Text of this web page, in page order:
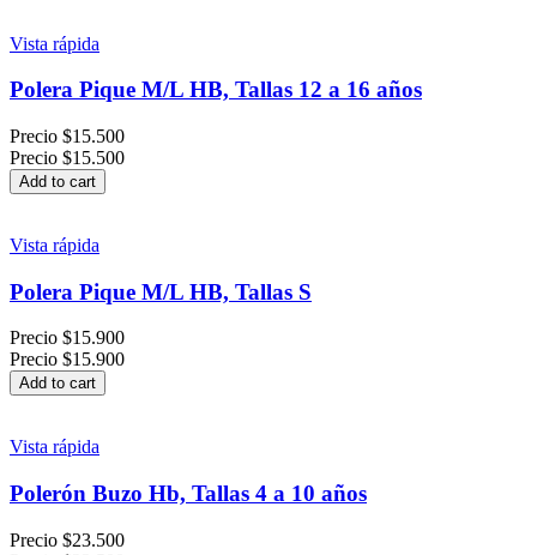
Vista rápida
Polera Pique M/L HB, Tallas 12 a 16 años
Precio $15.500
Precio $15.500
Add to cart
Vista rápida
Polera Pique M/L HB, Tallas S
Precio $15.900
Precio $15.900
Add to cart
Vista rápida
Polerón Buzo Hb, Tallas 4 a 10 años
Precio $23.500